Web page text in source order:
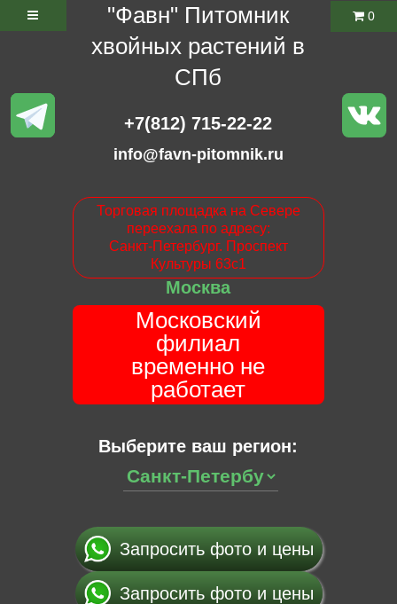
"Фавн" Питомник
хвойных растений в
СПб
+7(812) 715-22-22
info@favn-pitomnik.ru
Торговая площадка на Севере
переехала по адресу:
Санкт-Петербург. Проспект
Культуры 63с1
Москва
Московский
филиал
временно не
работает
Выберите ваш регион:
0
Запросить фото и цены
Запросить фото и цены